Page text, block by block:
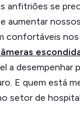
anfitriões se
aumentar
confortáveis nos
a desempenhar
E quem está
setor de